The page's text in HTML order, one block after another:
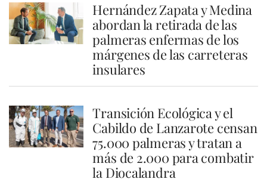
Hernández Zapata y Medina
abordan la retirada de las
palmeras enfermas de los
márgenes de las carreteras
insulares
Transición Ecológica y el
Cabildo de Lanzarote censan
75.000 palmeras y tratan a
más de 2.000 para combatir
la Diocalandra